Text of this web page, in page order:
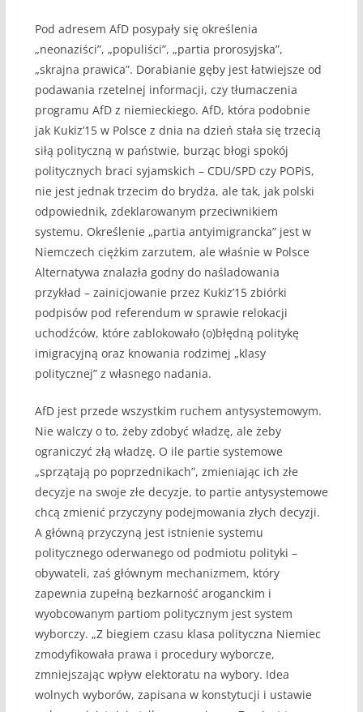
Pod adresem AfD posypały się określenia
„neonaziści”, „populiści”, „partia prorosyjska”,
„skrajna prawica”. Dorabianie gęby jest łatwiejsze od
podawania rzetelnej informacji, czy tłumaczenia
programu AfD z niemieckiego. AfD, która podobnie
jak Kukiz’15 w Polsce z dnia na dzień stała się trzecią
siłą polityczną w państwie, burząc błogi spokój
politycznych braci syjamskich – CDU/SPD czy POPiS,
nie jest jednak trzecim do brydża, ale tak, jak polski
odpowiednik, zdeklarowanym przeciwnikiem
systemu. Określenie „partia antyimigrancka” jest w
Niemczech ciężkim zarzutem, ale właśnie w Polsce
Alternatywa znalazła godny do naśladowania
przykład – zainicjowanie przez Kukiz’15 zbiórki
podpisów pod referendum w sprawie relokacji
uchodźców, które zablokowało (o)błędną politykę
imigracyjną oraz knowania rodzimej „klasy
politycznej” z własnego nadania.
AfD jest przede wszystkim ruchem antysystemowym.
Nie walczy o to, żeby zdobyć władzę, ale żeby
ograniczyć złą władzę. O ile partie systemowe
„sprzątają po poprzednikach”, zmieniając ich złe
decyzje na swoje złe decyzje, to partie antysystemowe
chcą zmienić przyczyny podejmowania złych decyzji.
A główną przyczyną jest istnienie systemu
politycznego oderwanego od podmiotu polityki –
obywateli, zaś głównym mechanizmem, który
zapewnia zupełną bezkarność aroganckim i
wyobcowanym partiom politycznym jest system
wyborczy. „Z biegiem czasu klasa polityczna Niemiec
zmodyfikowała prawa i procedury wyborcze,
zmniejszając wpływ elektoratu na wybory. Idea
wolnych wyborów, zapisana w konstytucji i ustawie